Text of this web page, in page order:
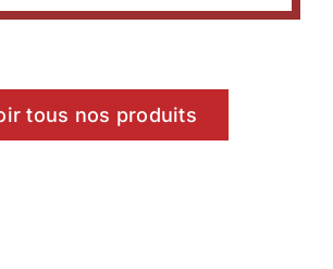
tous nos produits